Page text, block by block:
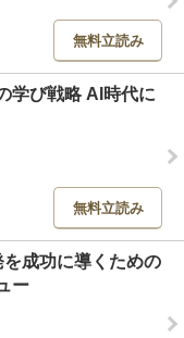
無料立読み
学び戦略 AI時代に
無料立読み
成功に導くための
ー